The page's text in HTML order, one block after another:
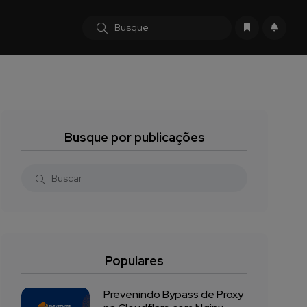
Busque por publicações
Populares
Prevenindo Bypass de Proxy